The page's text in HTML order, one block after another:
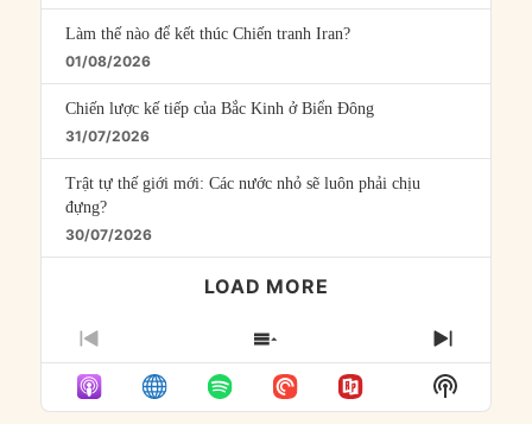
Làm thế nào để kết thúc Chiến tranh Iran?
01/08/2026
Chiến lược kế tiếp của Bắc Kinh ở Biển Đông
31/07/2026
Trật tự thế giới mới: Các nước nhỏ sẽ luôn phải chịu
đựng?
30/07/2026
LOAD MORE
PREVIOUS
EPISODE
SHOW
EPISODES
LIST
NEXT
Show
Podcast